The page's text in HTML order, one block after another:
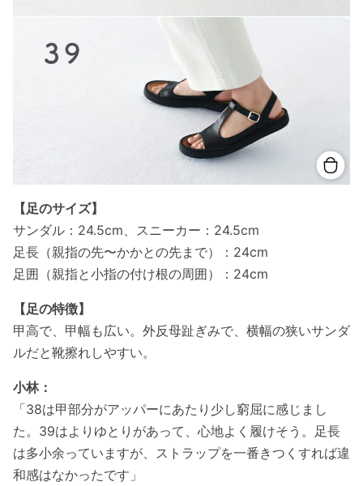
【足のサイズ】
サンダル：24.5cm、スニーカー：24.5cm
足長（親指の先〜かかとの先まで）：24cm
足囲（親指と小指の付け根の周囲）：24cm
【足の特徴】
甲高で、甲幅も広い。外反母趾ぎみで、横幅の狭いサンダ
ルだと靴擦れしやすい。
小林：
「38は甲部分がアッパーにあたり少し窮屈に感じまし
た。39はよりゆとりがあって、心地よく履けそう。足長
は多小余っていますが、ストラップを一番きつくすれば違
和感はなかったです」